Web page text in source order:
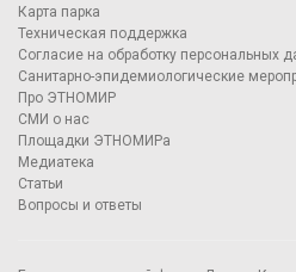
Карта парка
Техническая поддержка
Согласие на обработку персональных
Санитарно-эпидемиологические
Про ЭТНОМИР
СМИ о нас
Площадки ЭТНОМИРа
Медиатека
Статьи
Вопросы и ответы